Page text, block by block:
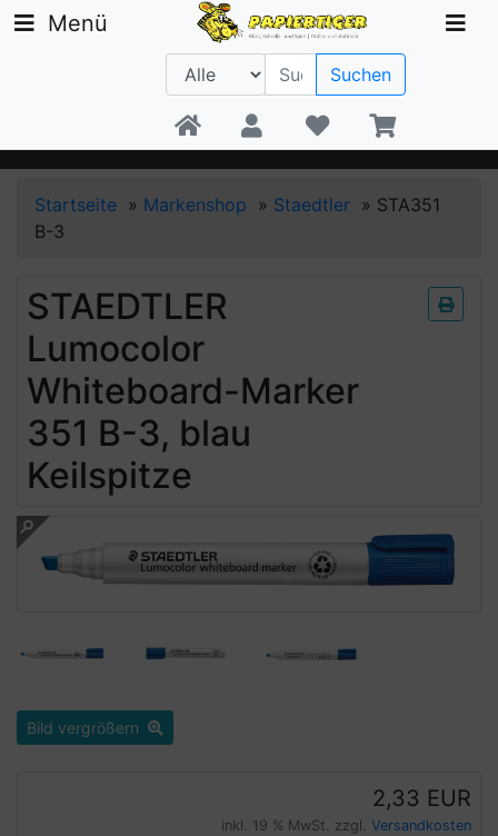
Beratung +49 30 1300 6481
Menü
Suchen
Startseite » Markenshop » Staedtler » STA351
B-3
STAEDTLER
Lumocolor
Whiteboard-Marker
351 B-3, blau
Keilspitze
Bild vergrößern
2,33 EUR
inkl. 19 % MwSt. zzgl. Versandkosten